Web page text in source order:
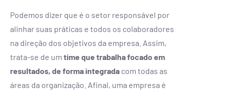
Podemos dizer que é o setor responsável por
alinhar suas práticas e todos os colaboradores
na direção dos objetivos da empresa. Assim,
trata-se de um time que trabalha focado em
resultados, de forma integrada com todas as
áreas da organização. Afinal, uma empresa é